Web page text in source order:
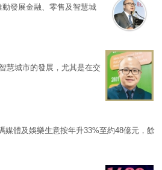
發展金融、零售及智慧城
慧城市的發展，尤其是在交
媒體及娛樂生意按年升33%至約48億元，餘